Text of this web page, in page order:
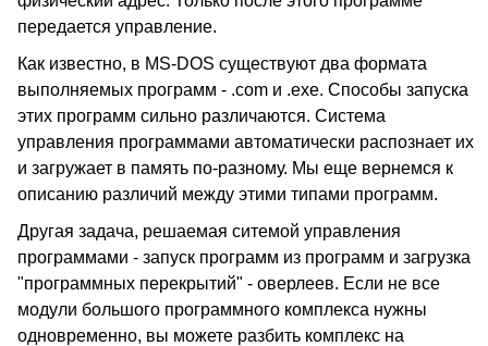
передается управление.
Как известно, в MS-DOS существуют два формата
выполняемых программ - .com и .exe. Способы запуска
этих программ сильно различаются. Система
управления программами автоматически распознает их
и загружает в память по-разному. Мы еще вернемся к
описанию различий между этими типами программ.
Другая задача, решаемая ситемой управления
программами - запуск программ из программ и загрузка
"программных перекрытий" - оверлеев. Если не все
модули большого программного комплекса нужны
одновременно, вы можете разбить комплекс на